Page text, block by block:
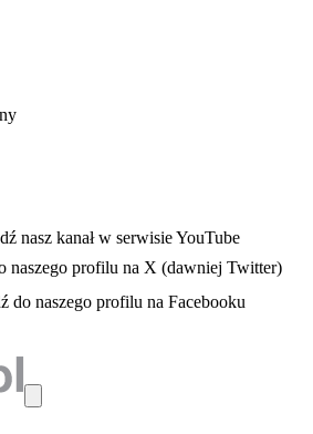
w nowej karcie
się w nowej karcie
nasz kanał w serwisie YouTube
karcie
naszego profilu na X (dawniej Twitter)
się w nowej karcie
do naszego profilu na Facebooku